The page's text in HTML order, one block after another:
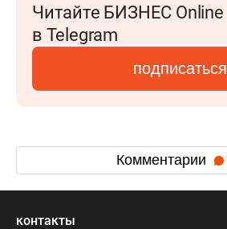
Читайте БИЗНЕС Online
в Telegram
подписаться
Комментарии
контакты